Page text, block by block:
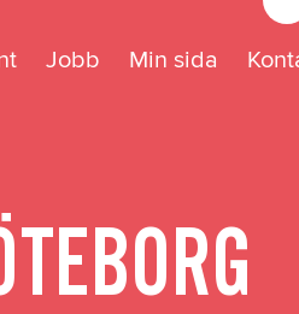
Jobb Min sida